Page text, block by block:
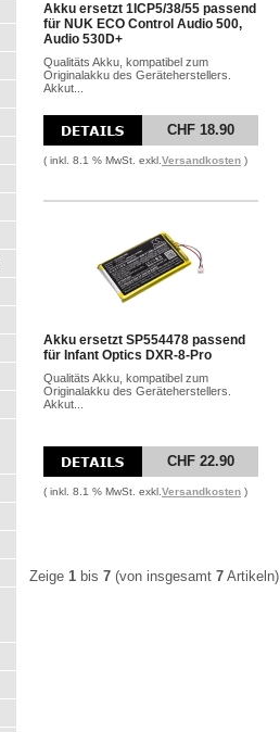
Akku ersetzt 1ICP5/38/55 passend
für NUK ECO Control Audio 500,
Audio 530D+
Qualitäts Akku, kompatibel zum
Originalakku des Geräteherstellers.
Akkut...
CHF 18.90
( inkl. 8.1 % MwSt. exkl. Versandkosten )
Akku ersetzt SP554478 passend
für Infant Optics DXR-8-Pro
Qualitäts Akku, kompatibel zum
Originalakku des Geräteherstellers.
Akkut...
CHF 22.90
( inkl. 8.1 % MwSt. exkl. Versandkosten )
Zeige 1 bis 7 (von insgesamt 7 Artikeln)